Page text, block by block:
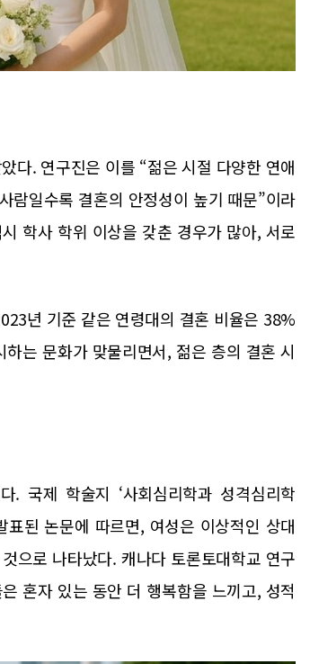
다. 연구진은 이를 “젊은 시절 다양한 연애
람일수록 결혼의 안정성이 높기 때문”이라
학사 학위 이상을 갖춘 경우가 많아, 서로
년 기준 같은 연령대의 결혼 비율은 38%
는 문화가 맞물리면서, 젊은 층의 결혼 시
국제 학술지 ‘사회심리학과 성격심리학
된 논문에 따르면, 여성은 이상적인 상대
으로 나타났다. 캐나다 토론토대학교 연구
혼자 있는 동안 더 행복함을 느끼고, 성적